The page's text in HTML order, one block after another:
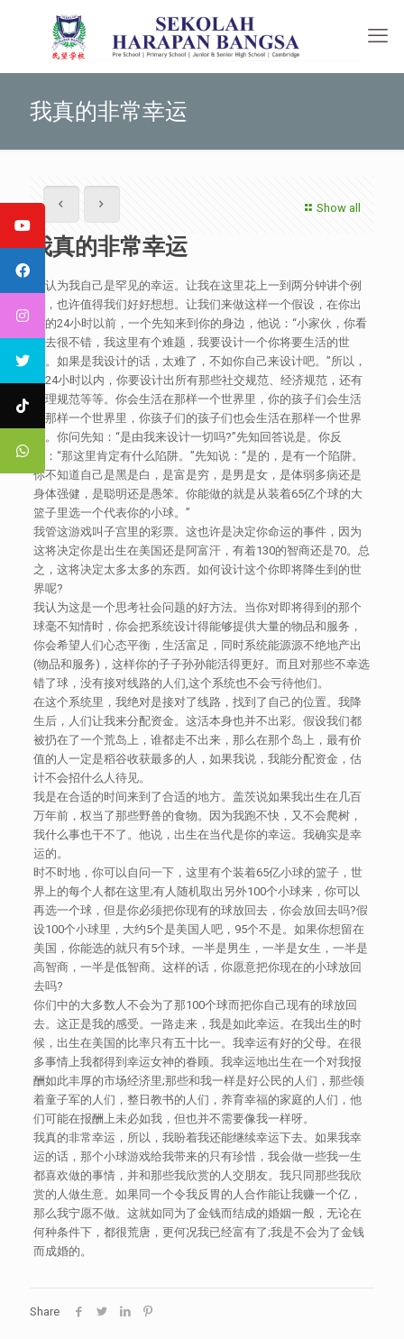
我真的非常幸运
Show all
我真的非常幸运
我认为我自己是罕见的幸运。让我在这里花上一到两分钟讲个例
子，也许值得我们好好想想。让我们来做这样一个假设，在你出
生的24小时以前，一个先知来到你的身边，他说：“小家伙，你看
上去很不错，我这里有个难题，我要设计一个你将要生活的世
界。如果是我设计的话，太难了，不如你自己来设计吧。”所以，
在24小时以内，你要设计出所有那些社交规范、经济规范，还有
管理规范等等。你会生活在那样一个世界里，你的孩子们会生活
在那样一个世界里，你孩子们的孩子们也会生活在那样一个世界
里。你问先知：“是由我来设计一切吗?”先知回答说是。你反
问：“那这里肯定有什么陷阱。”先知说：“是的，是有一个陷阱。
你不知道自己是黑是白，是富是穷，是男是女，是体弱多病还是
身体强健，是聪明还是愚笨。你能做的就是从装着65亿个球的大
篮子里选一个代表你的小球。”
我管这游戏叫子宫里的彩票。这也许是决定你命运的事件，因为
这将决定你是出生在美国还是阿富汗，有着130的智商还是70。总
之，这将决定太多太多的东西。如何设计这个你即将降生到的世
界呢?
我认为这是一个思考社会问题的好方法。当你对即将得到的那个
球毫不知情时，你会把系统设计得能够提供大量的物品和服务，
你会希望人们心态平衡，生活富足，同时系统能源源不绝地产出
(物品和服务)，这样你的子子孙孙能活得更好。而且对那些不幸选
错了球，没有接对线路的人们,这个系统也不会亏待他们。
在这个系统里，我绝对是接对了线路，找到了自己的位置。我降
生后，人们让我来分配资金。这活本身也并不出彩。假设我们都
被扔在了一个荒岛上，谁都走不出来，那么在那个岛上，最有价
值的人一定是稻谷收获最多的人，如果我说，我能分配资金，估
计不会招什么人待见。
我是在合适的时间来到了合适的地方。盖茨说如果我出生在几百
万年前，权当了那些野兽的食物。因为我跑不快，又不会爬树，
我什么事也干不了。他说，出生在当代是你的幸运。我确实是幸
运的。
时不时地，你可以自问一下，这里有个装着65亿小球的篮子，世
界上的每个人都在这里;有人随机取出另外100个小球来，你可以
再选一个球，但是你必须把你现有的球放回去，你会放回去吗?假
设100个小球里，大约5个是美国人吧，95个不是。如果你想留在
美国，你能选的就只有5个球。一半是男生，一半是女生，一半是
高智商，一半是低智商。这样的话，你愿意把你现在的小球放回
去吗?
你们中的大多数人不会为了那100个球而把你自己现有的球放回
去。这正是我的感受。一路走来，我是如此幸运。在我出生的时
候，出生在美国的比率只有五十比一。我幸运有好的父母。在很
多事情上我都得到幸运女神的眷顾。我幸运地出生在一个对我报
酬如此丰厚的市场经济里;那些和我一样是好公民的人们，那些领
着童子军的人们，整日教书的人们，养育幸福的家庭的人们，他
们可能在报酬上未必如我，但也并不需要像我一样呀。
我真的非常幸运，所以，我盼着我还能继续幸运下去。如果我幸
运的话，那个小球游戏给我带来的只有珍惜，我会做一些我一生
都喜欢做的事情，并和那些我欣赏的人交朋友。我只同那些我欣
赏的人做生意。如果同一个令我反胃的人合作能让我赚一个亿，
那么我宁愿不做。这就如同为了金钱而结成的婚姻一般，无论在
何种条件下，都很荒唐，更何况我已经富有了;我是不会为了金钱
而成婚的。
Share